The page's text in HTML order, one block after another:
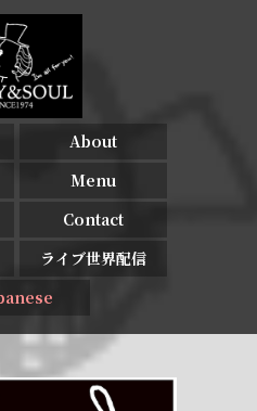
About
Menu
Contact
ライブ世界配信